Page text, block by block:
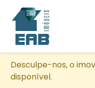
Desculpe-nos, o
disponível.